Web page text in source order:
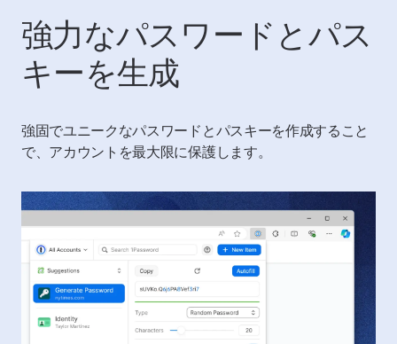
強力なパスワードとパス
キーを生成
強固でユニークなパスワードとパスキーを作成すること
で、アカウントを最大限に保護します。